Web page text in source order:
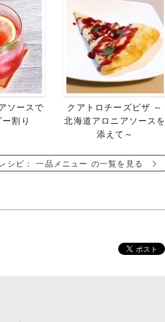
ソースで
割り
クアトロチーズピザ ～
北海道アロニアソースを
添えて～
シピ： 一品メニュー の一覧を見る